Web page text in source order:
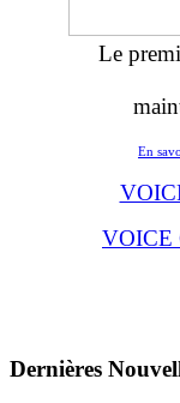
Le
En
VOICE
Dernières